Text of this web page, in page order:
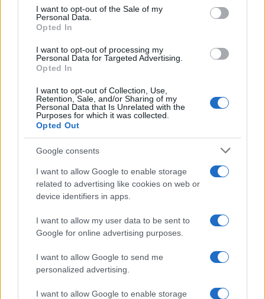
consent section.
I want to opt-out of the Sale of my
Personal Data.
Opted In
I want to opt-out of processing my
Personal Data for Targeted Advertising.
Opted In
I want to opt-out of Collection, Use,
Retention, Sale, and/or Sharing of my
Personal Data that Is Unrelated with the
Purposes for which it was collected.
Opted Out
Google consents
I want to allow Google to enable storage
related to advertising like cookies on web or
device identifiers in apps.
I want to allow my user data to be sent to
Google for online advertising purposes.
I want to allow Google to send me
personalized advertising.
I want to allow Google to enable storage
Continua a leggere
BELLEZZA
bellezza